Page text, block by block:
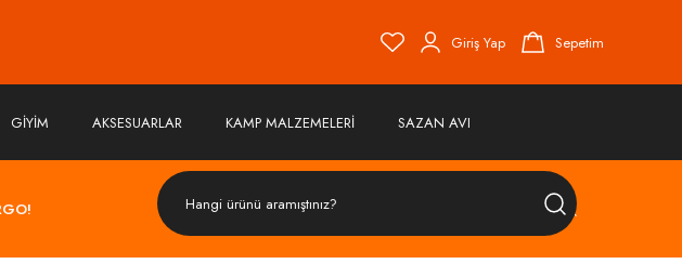
Giriş Yap Sepetim
GİYİM AKSESUARLAR KAMP MALZEMELERİ SAZAN AVI
ÜRÜN